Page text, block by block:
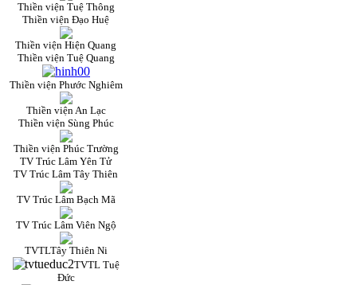
Thiền viện Tuệ Thông
Thiền viện Đạo Huệ
Thiền viện Hiện Quang
Thiền viện Tuệ Quang
Thiền viện Phước Nghiêm
Thiền viện An Lạc
Thiền viện Sùng Phúc
Thiền viện Phúc Trường
TV Trúc Lâm Yên Tử
TV Trúc Lâm Tây Thiên
TV Trúc Lâm Bạch Mã
TV Trúc Lâm Viên Ngộ
TVTLTây Thiên Ni
TVTL Tuệ
Đức